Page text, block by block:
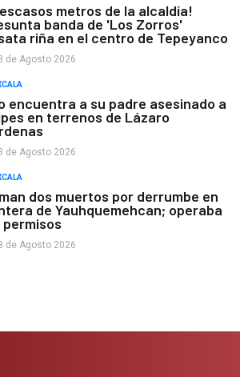
escasos metros de la alcaldía!
banda de 'Los Zorros'
riña en el centro de Tepeyanco
de Agosto 2026
encuentra a su padre asesinado a
en terrenos de Lázaro
de Agosto 2026
dos muertos por derrumbe en
de Yauhquemehcan; operaba
permisos
de Agosto 2026